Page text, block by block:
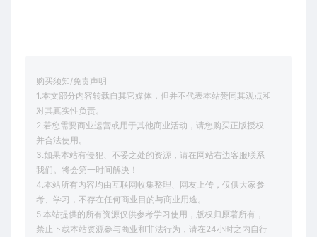
购买须知/免责声明
1.本文部分内容转载自其它媒体，但并不代表本站赞同其观点和
对其真实性负责。
2.若您需要商业运营或用于其他商业活动，请您购买正版授权
并合法使用。
3.如果本站有侵犯、不妥之处的资源，请在网站右边客服联系
我们。将会第一时间解决！
4.本站所有内容均由互联网收集整理、网友上传，仅供大家参
考、学习，不存在任何商业目的与商业用途。
5.本站提供的所有资源仅供参考学习使用，版权归原著所有，
禁止下载本站资源参与商业和非法行为，请在24小时之内自行